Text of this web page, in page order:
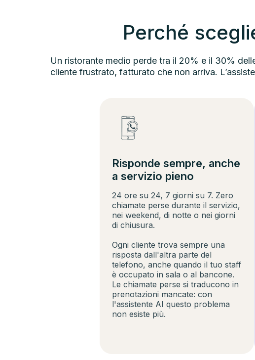
Perché
Un ristorante medio perde tra il 20% e il 30%
cliente frustrato, fatturato che non arriva.
Risponde sempre, anche
a servizio pieno
24 ore su 24, 7 giorni su 7. Zero
chiamate perse durante il servizio,
nei weekend, di notte o nei giorni
di chiusura.
Ogni cliente trova sempre una
risposta dall'altra parte del
telefono, anche quando il tuo staff
è occupato in sala o al bancone.
Le chiamate perse si traducono in
prenotazioni mancate: con
l'assistente AI questo problema
non esiste più.